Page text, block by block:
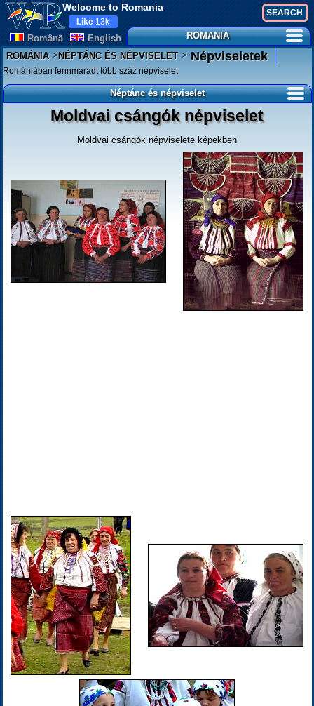
Welcome to Romania
Românã English
Like 13k
ROMANIA
ROMÁNIA>NÉPTÁNC ÉS NÉPVISELET>Népviseletek
Romániában fennmaradt több száz népviselet
Néptánc és népviselet
Moldvai csángók népviselet
Moldvai csángók népviselete képekben